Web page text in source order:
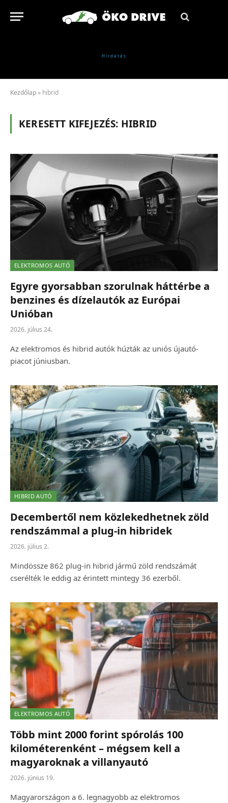
Kezdőlap » hibrid
KERESETT KIFEJEZÉS: HIBRID
ELEKTROMOS AUTÓ
Egyre gyorsabban szorulnak háttérbe a
benzines és dízelautók az Európai
Unióban
2026. július 24.
Az elektromos és hibrid autók húzták az uniós újautó-
piacot júniusban.
HIBRID AUTÓ
Decembertől nem közlekedhetnek zöld
rendszámmal a plug-in hibridek
2026. július 2.
Mindössze 862 plug-in hibrid jármű zöld rendszámát
cserélték le eddig az érintett mintegy 36 ezerből.
ELEKTROMOS AUTÓ
Több mint 2000 forint spórolás 100
kilométerenként – mégsem kell a
magyaroknak a villanyautó
2026. június 19.
Magyarországon a 6. legnagyobb az elektromos